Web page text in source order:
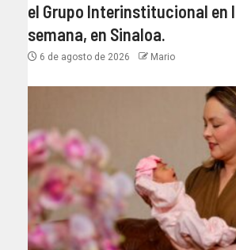
el Grupo Interinstitucional en
semana, en Sinaloa.
6 de agosto de 2026 Mario